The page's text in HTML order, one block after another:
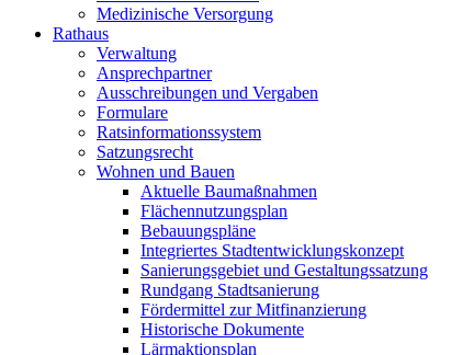
Medizinische Versorgung
Rathaus
Verwaltung
Ansprechpartner
Ausschreibungen und Vergaben
Formulare
Ratsinformationssystem
Satzungsrecht
Wohnen und Bauen
Aktuelle Baumaßnahmen
Flächennutzungsplan
Bebauungspläne
Integriertes Stadtentwicklungskonzept
Sanierungsgebiet und Gestaltungssatzung
Rundgang Stadtsanierung
Fördermittel zur Mitfinanzierung
Historische Dokumente
Lärmaktionsplan